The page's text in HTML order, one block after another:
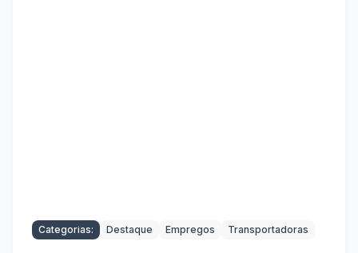
Categorias: Destaque Empregos Transportadoras